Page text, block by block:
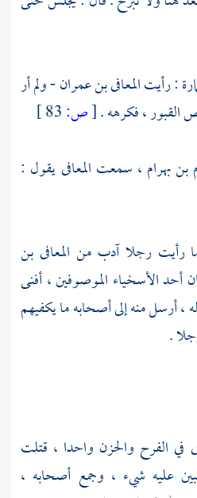
: رأيتالمعافى بن عمران- ولم أر
، فكرهه .[ص:
بهرام ، سمعت المعافىيقول :
رأيت رجلا آدب من المعافى بن
أحد الأسخياء الموصوفين ، أفنى
، أرسل منه إلى أصحابه ما يكفيهم
.
في الفرح والحزن واحدا ، قتلت
عليه شيء ، وجمع أصحابه ،